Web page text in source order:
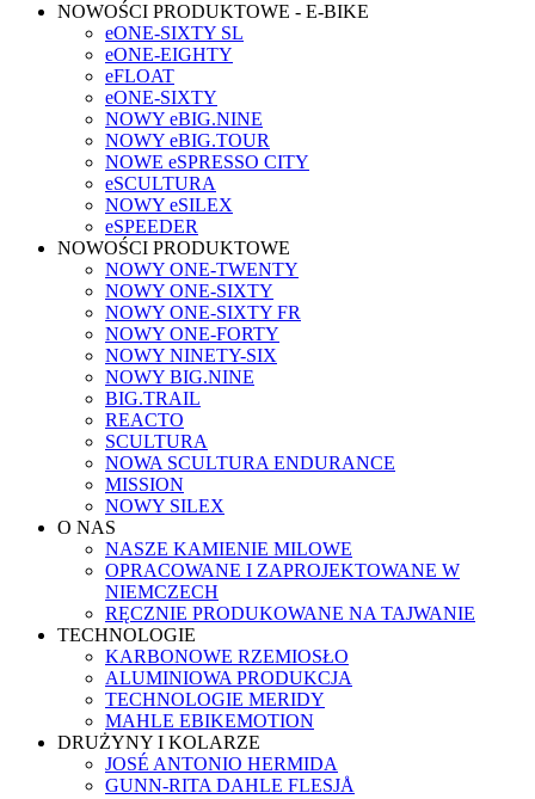
NOWOŚCI PRODUKTOWE - E-BIKE
eONE-SIXTY SL
eONE-EIGHTY
eFLOAT
eONE-SIXTY
NOWY eBIG.NINE
NOWY eBIG.TOUR
NOWE eSPRESSO CITY
eSCULTURA
NOWY eSILEX
eSPEEDER
NOWOŚCI PRODUKTOWE
NOWY ONE-TWENTY
NOWY ONE-SIXTY
NOWY ONE-SIXTY FR
NOWY ONE-FORTY
NOWY NINETY-SIX
NOWY BIG.NINE
BIG.TRAIL
REACTO
SCULTURA
NOWA SCULTURA ENDURANCE
MISSION
NOWY SILEX
O NAS
NASZE KAMIENIE MILOWE
OPRACOWANE I ZAPROJEKTOWANE W
NIEMCZECH
RĘCZNIE PRODUKOWANE NA TAJWANIE
TECHNOLOGIE
KARBONOWE RZEMIOSŁO
ALUMINIOWA PRODUKCJA
TECHNOLOGIE MERIDY
MAHLE EBIKEMOTION
DRUŻYNY I KOLARZE
JOSÉ ANTONIO HERMIDA
GUNN-RITA DAHLE FLESJÅ